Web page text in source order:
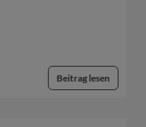
Beitrag lesen